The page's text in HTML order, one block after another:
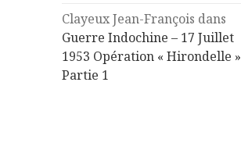
Clayeux Jean-François dans
Guerre Indochine – 17 Juillet
1953 Opération « Hirondelle »
Partie 1